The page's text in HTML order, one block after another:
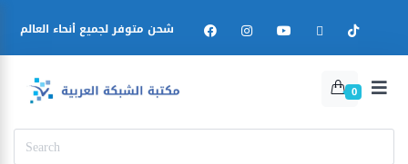
شحن متوفر لجميع أنحاء العالم
0